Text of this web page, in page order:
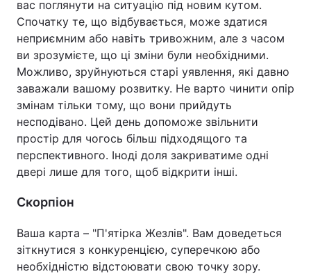
вас поглянути на ситуацію під новим кутом.
Спочатку те, що відбувається, може здатися
неприємним або навіть тривожним, але з часом
ви зрозумієте, що ці зміни були необхідними.
Можливо, зруйнуються старі уявлення, які давно
заважали вашому розвитку. Не варто чинити опір
змінам тільки тому, що вони прийдуть
несподівано. Цей день допоможе звільнити
простір для чогось більш підходящого та
перспективного. Іноді доля закриватиме одні
двері лише для того, щоб відкрити інші.
Скорпіон
Ваша карта – "П'ятірка Жезлів". Вам доведеться
зіткнутися з конкуренцією, суперечкою або
необхідністю відстоювати свою точку зору.